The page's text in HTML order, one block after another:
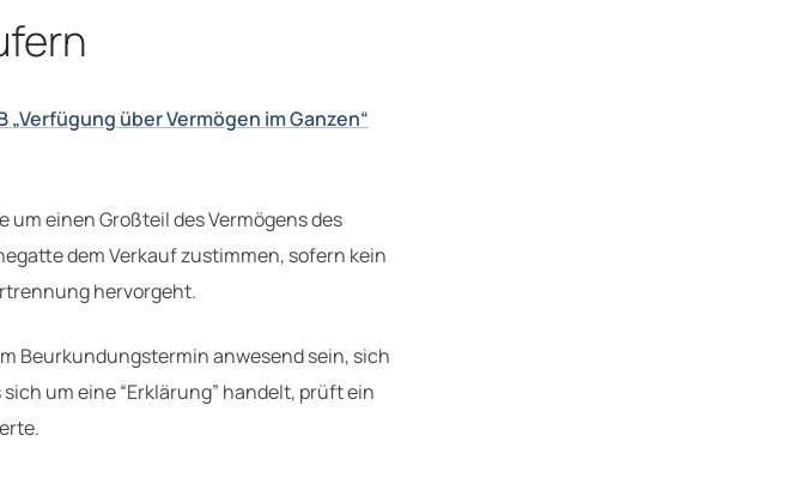
„Verfügung über Vermögen im Ganzen“
um einen Großteil des Vermögens des
dem Verkauf zustimmen, sofern kein
hervorgeht.
Beurkundungstermin anwesend sein, sich
um eine “Erklärung” handelt, prüft ein